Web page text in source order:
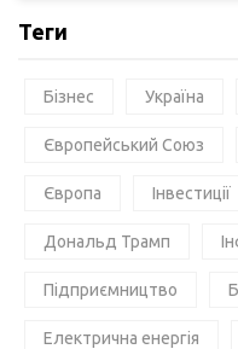
Теги
Бізнес Україна
Європейський Союз
Європа Інвестиції
Дональд Трамп
Підприємництво
Електрична енергія